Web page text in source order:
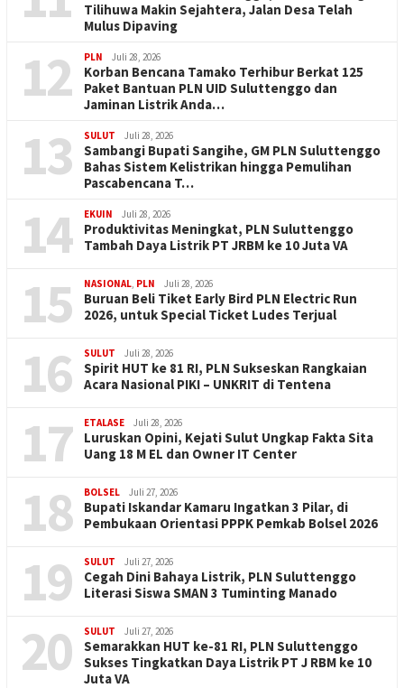
Tilihuwa Makin Sejahtera, Jalan Desa Telah
Mulus Dipaving
12 PLN Juli 28, 2026
Korban Bencana Tamako Terhibur Berkat 125
Paket Bantuan PLN UID Suluttenggo dan
Jaminan Listrik Anda…
13 SULUT Juli 28, 2026
Sambangi Bupati Sangihe, GM PLN Suluttenggo
Bahas Sistem Kelistrikan hingga Pemulihan
Pascabencana T…
14 EKUIN Juli 28, 2026
Produktivitas Meningkat, PLN Suluttenggo
Tambah Daya Listrik PT JRBM ke 10 Juta VA
15 NASIONAL, PLN Juli 28, 2026
Buruan Beli Tiket Early Bird PLN Electric Run
2026, untuk Special Ticket Ludes Terjual
16 SULUT Juli 28, 2026
Spirit HUT ke 81 RI, PLN Sukseskan Rangkaian
Acara Nasional PIKI – UNKRIT di Tentena
17 ETALASE Juli 28, 2026
Luruskan Opini, Kejati Sulut Ungkap Fakta Sita
Uang 18 M EL dan Owner IT Center
18 BOLSEL Juli 27, 2026
Bupati Iskandar Kamaru Ingatkan 3 Pilar, di
Pembukaan Orientasi PPPK Pemkab Bolsel 2026
19 SULUT Juli 27, 2026
Cegah Dini Bahaya Listrik, PLN Suluttenggo
Literasi Siswa SMAN 3 Tuminting Manado
20 SULUT Juli 27, 2026
Semarakkan HUT ke-81 RI, PLN Suluttenggo
Sukses Tingkatkan Daya Listrik PT J RBM ke 10
Juta VA